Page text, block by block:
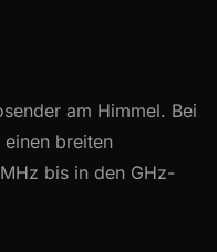
am Himmel. Bei
einen breiten
bis in den GHz-